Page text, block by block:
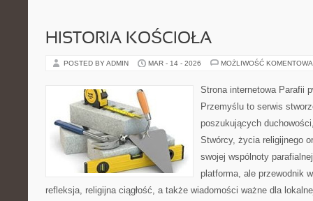
HISTORIA KOŚCIOŁA
POSTED BY ADMIN MAR - 14 - 2026 MOŻLIWOŚĆ
Strona internetowa Parafii
Przemyślu to serwis
poszukujących
Stwórcy, życia religijnego
swojej wspólnoty
platforma, ale przewodnik
refleksja, religijna ciągłość, a także wiadomości ważne dla